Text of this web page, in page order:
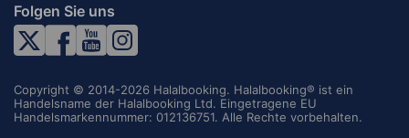
Folgen Sie uns
Copyright © 2014-2026 Halalbooking. Halalbooking® ist ein
Handelsname der Halalbooking Ltd. Eingetragene EU
Handelsmarkennummer: 012136751. Alle Rechte vorbehalten.